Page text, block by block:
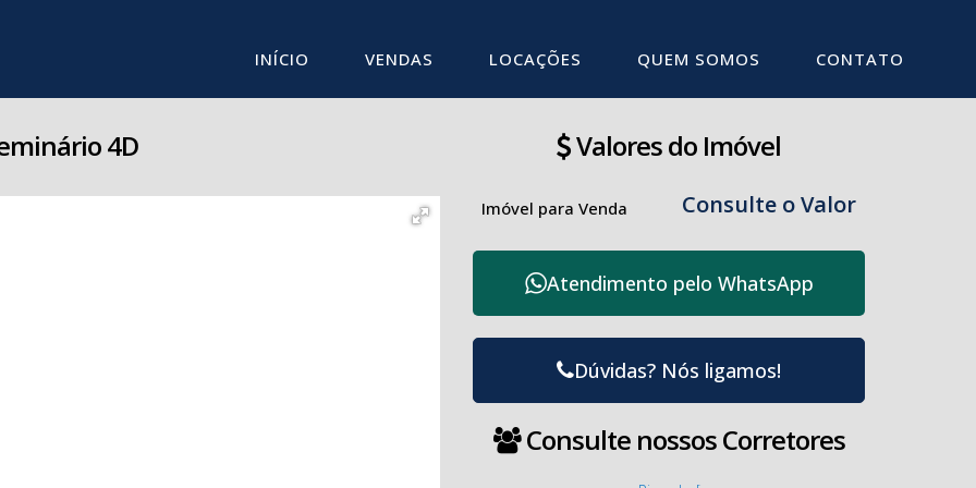
CONTATO
QUEM SOMOS
LOCAÇÕES
VENDAS
INÍCIO
4D Valores do Imóvel
Consulte o Valor
Imóvel para Venda
Atendimento pelo WhatsApp
Dúvidas? Nós ligamos!
Consulte nossos Corretores